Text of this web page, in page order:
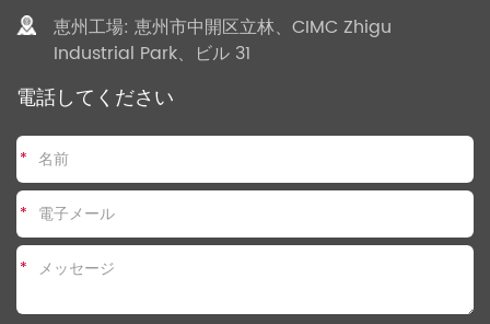
恵州工場: 恵州市中開区立林、CIMC Zhigu
Industrial Park、ビル 31
電話してください
*
*
*